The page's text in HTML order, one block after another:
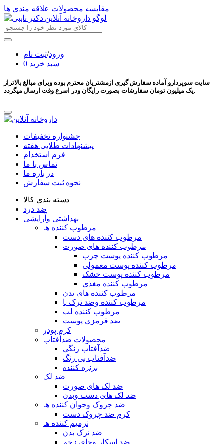
مقایسه محصولات علاقه مندی ها
ورود/ثبت نام
سبد خرید 0
سایت سوپردارو آماده سفارش گیری ازمشتریان محترم بوده وبرای مبالغ بالاتراز
یک میلیون تومان سفارشات بصورت رایگان ودر اسرع وقت ارسال میگردد.
جشنواره تخفیفات
پیشنهادات طلایی هفته
فرم استخدام
تماس با ما
در باره ما
نحوه ثبت سفارش
دسته بندی کالا
ضد درد
بهداشتی وآرایشی
مرطوب کننده ها
مرطوب کننده های دست
مرطوب کننده های صورت
مرطوب کننده پوست چرب
مرطوب کننده پوست معمولی
مرطوب کننده پوست خشک
مرطوب کننده مغذی
مرطوب کننده های بدن
مرطوب کننده وضد ترک پا
مرطوب کننده لب
ضد قرمزی پوست
کرم پودر
محصولات ضدآفتاب
ضدآفتاب رنگی
ضدآفتاب بی رنگ
برنزه کننده
ضد لک
ضد لک های صورت
ضد لک های دست وبدن
ضد چروک وجوان کننده ها
کرم ضد چروک دست
ترمیم کننده ها
ضد ترک بدن
ضد اسکار وجای زخم